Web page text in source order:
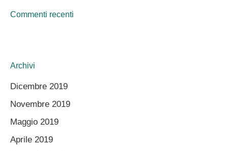
Commenti recenti
Archivi
Dicembre 2019
Novembre 2019
Maggio 2019
Aprile 2019